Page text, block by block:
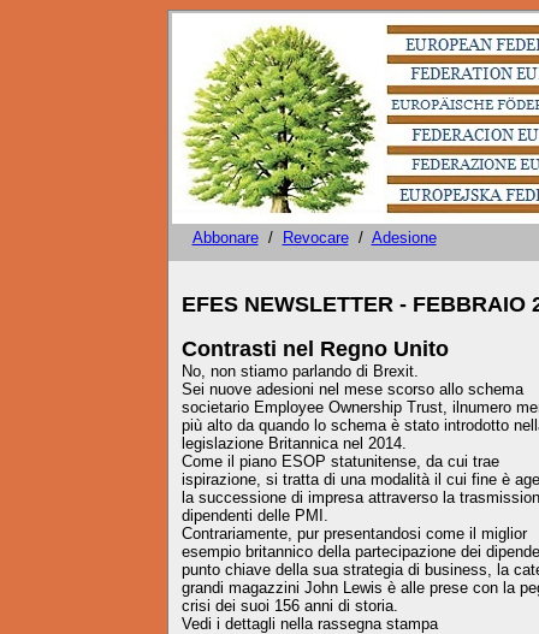
Abbonare/ Revocare/ Adesione
EFES NEWSLETTER - FEBBRAIO
Contrasti nel Regno Unito
No, non stiamo parlando di Brexit.
Sei nuove adesioni nel mese scorso allo schema
societario Employee Ownership Trust, ilnumero
più alto da quando lo schema è stato introdotto
legislazione Britannica nel 2014.
Come il piano ESOP statunitense, da cui trae
ispirazione, si tratta di una modalità il cui fine è
la successione di impresa attraverso la
dipendenti delle PMI.
Contrariamente, pur presentandosi come il miglior
esempio britannico della partecipazione dei
punto chiave della sua strategia di business, la
grandi magazzini John Lewis è alle prese con la
crisi dei suoi 156 anni di storia.
Vedi i dettagli nella rassegna stampa